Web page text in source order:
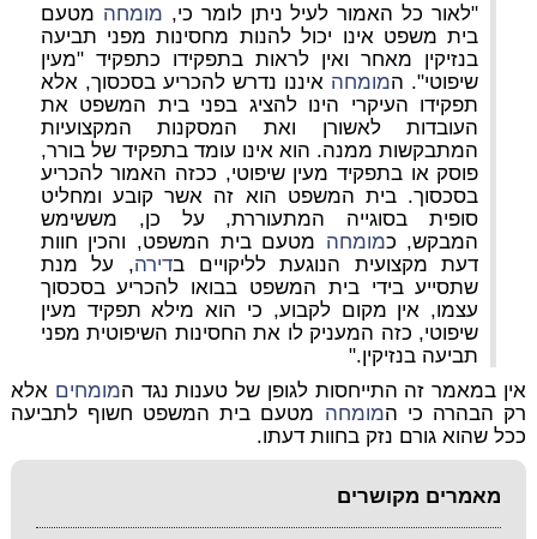
"לאור כל האמור לעיל ניתן לומר כי, מומחה מטעם
בית משפט אינו יכול להנות מחסינות מפני תביעה
בנזיקין מאחר ואין לראות בתפקידו כתפקיד "מעין
שיפוטי". המומחה איננו נדרש להכריע בסכסוך, אלא
תפקידו העיקרי הינו להציג בפני בית המשפט את
העובדות לאשורן ואת המסקנות המקצועיות
המתבקשות ממנה. הוא אינו עומד בתפקיד של בורר,
פוסק או בתפקיד מעין שיפוטי, ככזה האמור להכריע
בסכסוך. בית המשפט הוא זה אשר קובע ומחליט
סופית בסוגייה המתעוררת, על כן, מששימש
המבקש, כמומחה מטעם בית המשפט, והכין חוות
דעת מקצועית הנוגעת לליקויים בדירה, על מנת
שתסייע בידי בית המשפט בבואו להכריע בסכסוך
עצמו, אין מקום לקבוע, כי הוא מילא תפקיד מעין
שיפוטי, כזה המעניק לו את החסינות השיפוטית מפני
תביעה בנזיקין."
אין במאמר זה התייחסות לגופן של טענות נגד המומחים אלא
רק הבהרה כי המומחה מטעם בית המשפט חשוף לתביעה
ככל שהוא גורם נזק בחוות דעתו.
מאמרים מקושרים